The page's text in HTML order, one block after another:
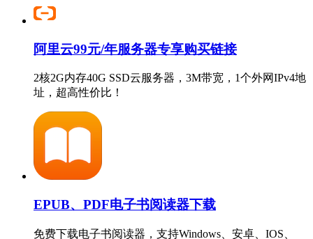
阿里云99元/年服务器专享购买链接
2核2G内存40G SSD云服务器，3M带宽，1个外网IPv4地
址，超高性价比！
EPUB、PDF电子书阅读器下载
免费下载电子书阅读器，支持Windows、安卓、IOS、